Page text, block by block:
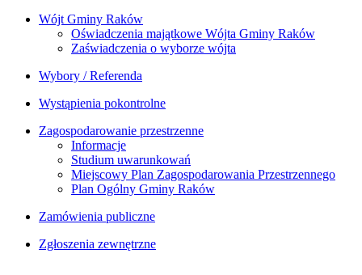
Wójt Gminy Raków
Oświadczenia majątkowe Wójta Gminy Raków
Zaświadczenia o wyborze wójta
Wybory / Referenda
Wystąpienia pokontrolne
Zagospodarowanie przestrzenne
Informacje
Studium uwarunkowań
Miejscowy Plan Zagospodarowania Przestrzennego
Plan Ogólny Gminy Raków
Zamówienia publiczne
Zgłoszenia zewnętrzne